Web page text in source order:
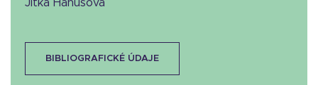
Jitka Hanušová
BIBLIOGRAFICKÉ ÚDAJE